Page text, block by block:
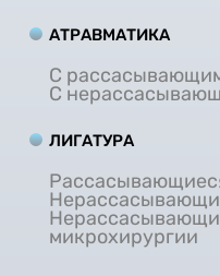
АТРАВМАТИКА
С
С
ЛИГАТУРА
микрохирургии